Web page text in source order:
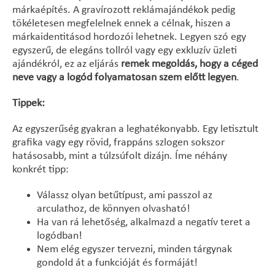
márkaépítés. A gravírozott reklámajándékok pedig
tökéletesen megfelelnek ennek a célnak, hiszen a
márkaidentitásod hordozói lehetnek. Legyen szó egy
egyszerű, de elegáns tollról vagy egy exkluzív üzleti
ajándékról, ez az eljárás remek megoldás, hogy a céged
neve vagy a logód folyamatosan szem előtt legyen.
Tippek:
Az egyszerűség gyakran a leghatékonyabb. Egy letisztult
grafika vagy egy rövid, frappáns szlogen sokszor
hatásosabb, mint a túlzsúfolt dizájn. Íme néhány
konkrét tipp:
Válassz olyan betűtípust, ami passzol az
arculathoz, de könnyen olvasható!
Ha van rá lehetőség, alkalmazd a negatív teret a
logódban!
Nem elég egyszer tervezni, minden tárgynak
gondold át a funkcióját és formáját!